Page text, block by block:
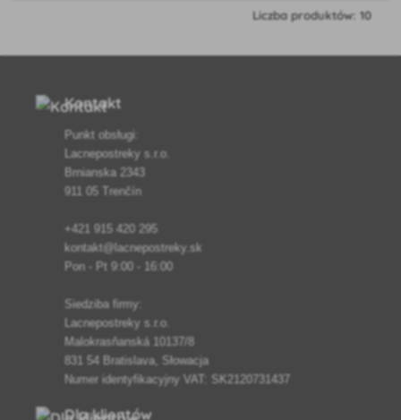
Liczba produktów: 10
Kontakt
Punkt obsługi:
Lacnepostreky s.r.o.
Brnianska 2343
911 05 Trenčín
+421 915 420 295
kontakt@lacnepostreky.sk
Pon - Pt 9:00 - 16:00
Siedziba firmy:
Lacnepostreky s.r.o.
Malokrasňanská 10137/8
831 54 Bratislava, Słowacja
Numer identyfikacyjny VAT: SK2120731437
Dla klientów